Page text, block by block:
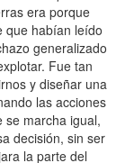
era porque
que habían leído
generalizado
Fue tan
y diseñar una
las acciones
se marcha igual,
decisión, sin ser
la parte del